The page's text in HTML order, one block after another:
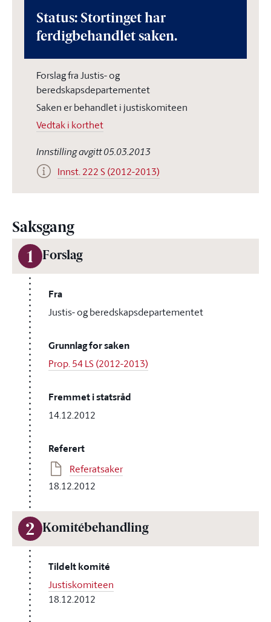
Status: Stortinget har
ferdigbehandlet saken.
Forslag fra Justis- og
beredskapsdepartementet
Saken er behandlet i justiskomiteen
Vedtak i korthet
Innstilling avgitt 05.03.2013
Innst. 222 S (2012-2013)
Saksgang
1 Forslag
Fra
Justis- og beredskapsdepartementet
Grunnlag for saken
Prop. 54 LS (2012-2013)
Fremmet i statsråd
14.12.2012
Referert
Referatsaker
18.12.2012
2 Komitébehandling
Tildelt komité
Justiskomiteen
18.12.2012